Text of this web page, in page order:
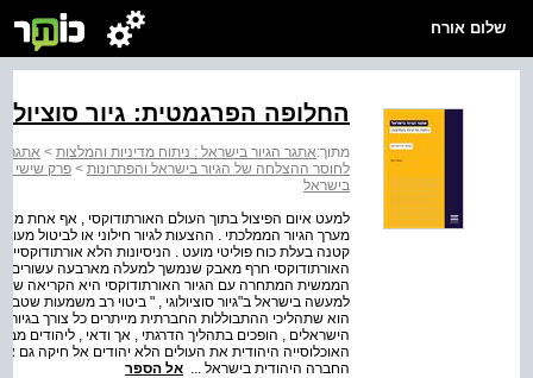
שלום אורח
החלופה הפרגמטית: גיור
מתוך:אתגר הגיור בישראל : ניתוח מדיניות והמלצות > אתגר
לחוסר ההצלחה של הגיור בישראל והפתרונות > פרק שישי
בישראל
למעט איום הפיצול בתוך העולם האורתודוקסי , אף אחת
מערך הגיור הממלכתי . ההצעות לגיור חילוני או לביטול
קטנה בעלת כוח פוליטי מועט . הניסיונות הלא
האורתודוקסי חרף מאבק שנמשך למעלה מארבעה עשורים
הממשית המתחרה עם הגיור האורתודוקסי היא הקריאה שלא
למעשה בישראל ב"גיור סוציולוגי , " ביטוי רב משמעות שטבע
הוא שתהליכי ההתבוללות החברתית מייתרים כל צורך בגיור
הישראלים , הופכים בתהליך הדרגתי , אך ודאי , ליהודים
האוכלוסייה היהודית את העולים הלא יהודים אל חיקה גם
החברה היהודית בישראל ... אל הספר